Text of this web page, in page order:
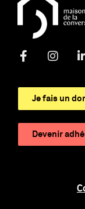
Je fais un
Devenir